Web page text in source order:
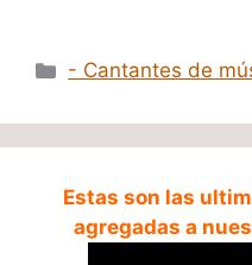
Categorías
- Cantantes de
Estas son las
agregadas a